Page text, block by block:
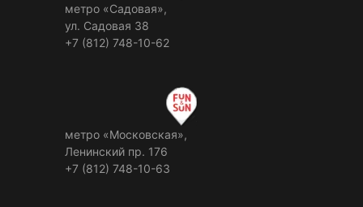
метро «Садовая»,
ул. Садовая 38
+7 (812) 748-10-62
метро «Московская»,
Ленинский пр. 176
+7 (812) 748-10-63